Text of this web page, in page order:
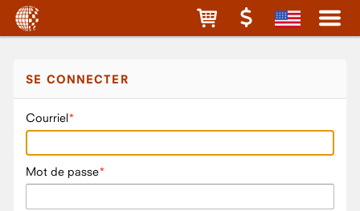
SE CONNECTER
Courriel
Mot de passe